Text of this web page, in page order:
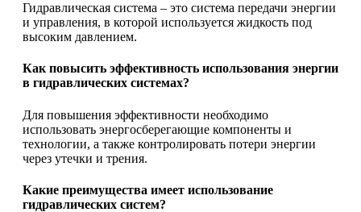
Гидравлическая система – это система передачи энергии
и управления, в которой используется жидкость под
высоким давлением.
Как повысить эффективность использования энергии
в гидравлических системах?
Для повышения эффективности необходимо
использовать энергосберегающие компоненты и
технологии, а также контролировать потери энергии
через утечки и трения.
Какие преимущества имеет использование
гидравлических систем?